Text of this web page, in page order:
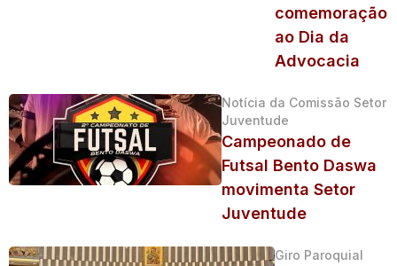
comemoração
ao Dia da
Advocacia
Notícia da Comissão Setor
Juventude
Campeonado de
Futsal Bento Daswa
movimenta Setor
Juventude
Giro Paroquial